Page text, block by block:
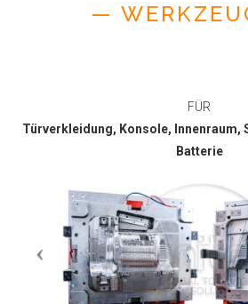
—
FÜR
Türverkleidung, Konsole, Innenraum,
Batterie